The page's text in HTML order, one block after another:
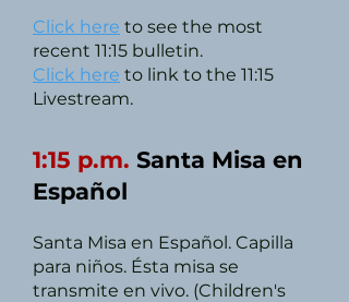
Click here to see the most
recent 11:15 bulletin.
Click here to link to the 11:15
Livestream.
1:15 p.m. Santa Misa en
Español
Santa Misa en Español. Capilla
para niños. Ésta misa se
transmite en vivo. (Children's